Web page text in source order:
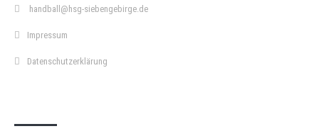
handball@hsg-siebengebirge.de
Impressum
Datenschutzerklärung